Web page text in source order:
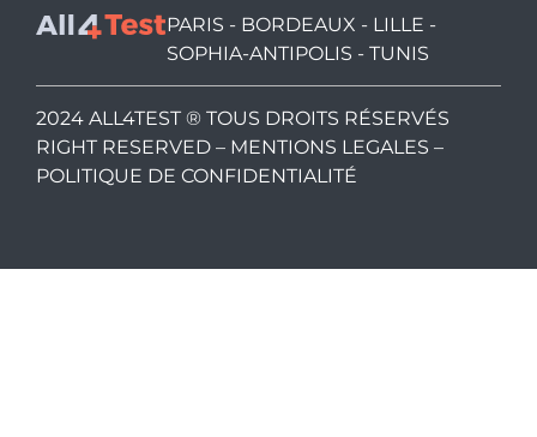
PARIS - BORDEAUX - LILLE -
SOPHIA-ANTIPOLIS - TUNIS
2024 ALL4TEST ® TOUS DROITS RÉSERVÉS
RIGHT RESERVED – MENTIONS LEGALES –
POLITIQUE DE CONFIDENTIALITÉ